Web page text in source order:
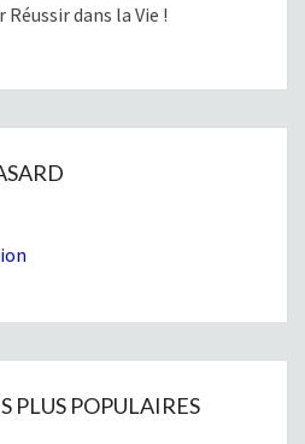
Réussir dans la Vie !
PLUS POPULAIRES